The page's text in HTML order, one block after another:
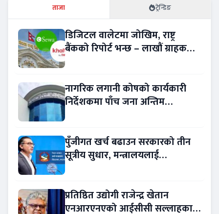
ताजा ट्रेन्डिङ
डिजिटल वालेटमा जोखिम, राष्ट्र
बैंकको रिपोर्ट भन्छ – लाखौं ग्राहकको
नागरिक लगानी कोषको कार्यकारी
निर्देशकमा पाँच जना अन्तिम
पुँजीगत खर्च बढाउन सरकारको तीन
सूत्रीय सुधार, मन्त्रालयलाई
प्रतिष्ठित उद्योगी राजेन्द्र खेतान
एनआरएनएको आईसीसी सल्लाहकार